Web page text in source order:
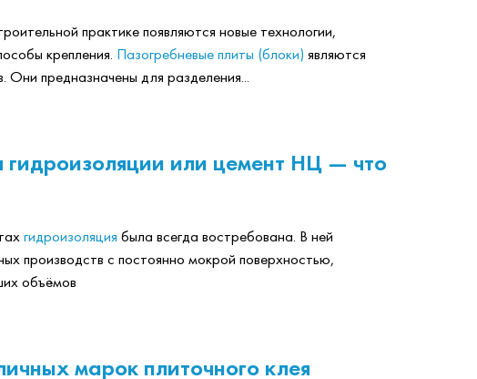
практике появляются новые технологии,
крепления. Пазогребневые плиты (блоки) являются
Они предназначены для разделения...
гидроизоляции или цемент НЦ — что
гидроизоляция была всегда востребована. В ней
производств с постоянно мокрой поверхностью,
объёмов
марок плиточного клея